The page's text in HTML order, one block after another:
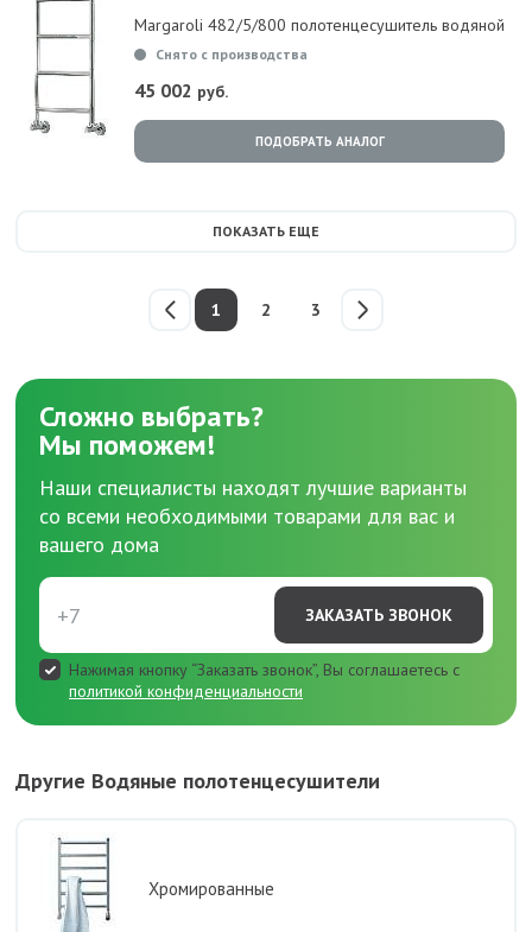
Margaroli 482/5/800 полотенцесушитель водяной
Снято с производства
45 002 руб.
ПОДОБРАТЬ АНАЛОГ
ПОКАЗАТЬ ЕЩЕ
1 2 3
Сложно выбрать?
Мы поможем!
Наши специалисты находят лучшие варианты
со всеми необходимыми товарами для вас и
вашего дома
ЗАКАЗАТЬ ЗВОНОК
Нажимая кнопку “Заказать звонок”, Вы соглашаетесь с
политикой конфиденциальности
Другие Водяные полотенцесушители
Хромированные